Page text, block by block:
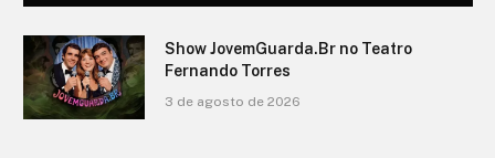
O Show de Ítalo no Teatro Fernando
Torres
3 de agosto de 2026